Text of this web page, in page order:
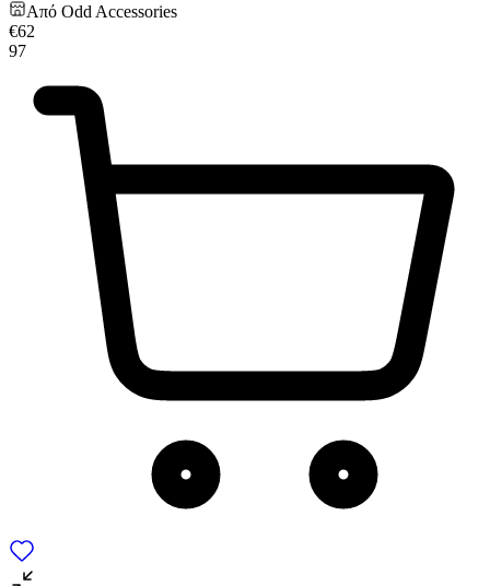
Από Odd Accessories
€62
97